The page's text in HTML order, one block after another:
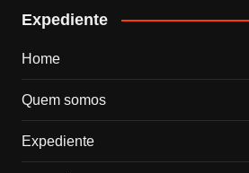
Expediente
Home
Quem somos
Expediente